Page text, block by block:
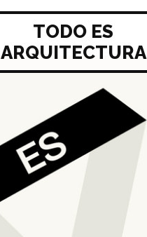
TODO ES
ARQUITECTURA